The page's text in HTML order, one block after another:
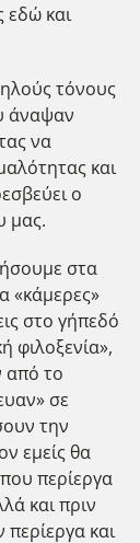
εδώ και
τόνους
άναψαν
να
και
ο
μας.
στα
«κάμερες»
στο γήπεδό
φιλοξενία»,
από το
σε
την
εμείς θα
περίεργα
και πριν
και